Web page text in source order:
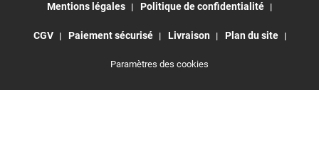
Mentions légales Politique de confidentialité
CGV Paiement sécurisé Livraison Plan du site
Paramètres des cookies